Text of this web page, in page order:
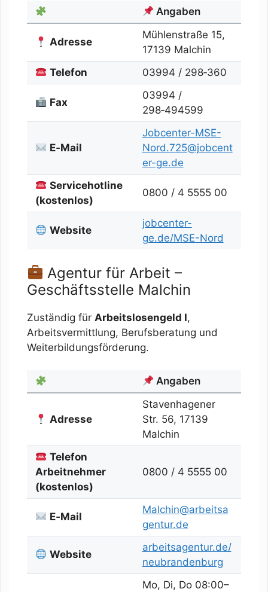
Angaben
Adresse
Mühlenstraße 15,
17139 Malchin
Telefon
03994 / 298‑360
Fax
03994 /
298‑494599
E‑Mail
Jobcenter-MSE-
Nord.725@jobcent
er-ge.de
Servicehotline
(kostenlos)
0800 / 4 5555 00
Website
jobcenter-
ge.de/MSE-Nord
Agentur für Arbeit –
Geschäftsstelle Malchin
Zuständig für Arbeitslosengeld I,
Arbeitsvermittlung, Berufsberatung und
Weiterbildungsförderung.
Angaben
Adresse
Stavenhagener
Str. 56, 17139
Malchin
Telefon
Arbeitnehmer
(kostenlos)
0800 / 4 5555 00
E‑Mail
Malchin@arbeitsa
gentur.de
Website
arbeitsagentur.de/
neubrandenburg
Mo, Di, Do 08:00–